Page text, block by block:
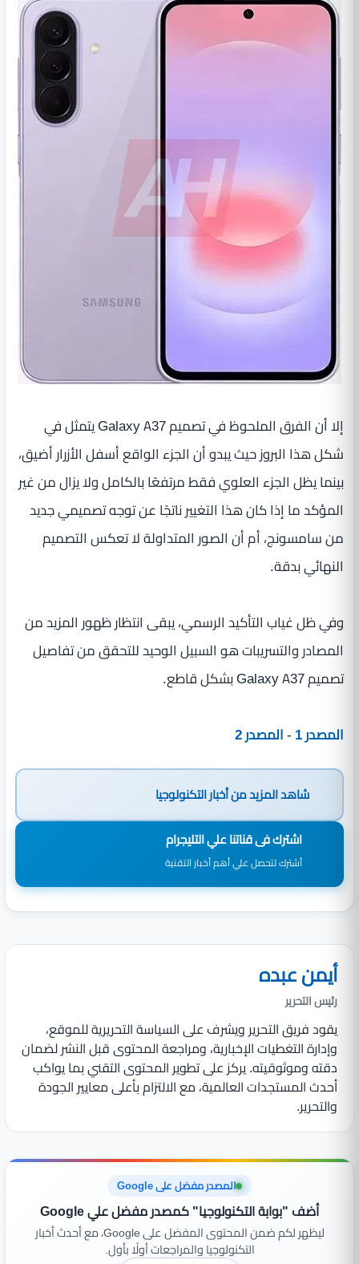
إلا أن الفرق الملحوظ في تصميم Galaxy A37 يتمثل في
شكل هذا البروز حيث يبدو أن الجزء الواقع أسفل الأزرار أضيق،
بينما يظل الجزء العلوي فقط مرتفعًا بالكامل ولا يزال من غير
المؤكد ما إذا كان هذا التغيير ناتجًا عن توجه تصميمي جديد
من سامسونج، أم أن الصور المتداولة لا تعكس التصميم
النهائي بدقة.
وفي ظل غياب التأكيد الرسمي، يبقى انتظار ظهور المزيد من
المصادر والتسريبات هو السبيل الوحيد للتحقق من تفاصيل
تصميم Galaxy A37 بشكل قاطع.
المصدر 1 -المصدر 2
شاهد المزيد منأخبار التكنولوجيا
اشترك فى قناتنا علي التليجرام
أشترك لتحصل علي أهم أخبار التقنية
أيمن عبده
رئيس التحرير
يقود فريق التحرير ويشرف على السياسة التحريرية للموقع،
وإدارة التغطيات الإخبارية، ومراجعة المحتوى قبل النشر لضمان
دقته وموثوقيته. يركز على تطوير المحتوى التقني بما يواكب
أحدث المستجدات العالمية، مع الالتزام بأعلى معايير الجودة
والتحرير.
المصدر مفضل على Google
أضف "بوابة التكنولوجيا" كمصدر مفضل علي Google
ليظهر لكم ضمن المحتوى المفضل على Google، مع أحدث أخبار
التكنولوجيا والمراجعات أولًا بأول.